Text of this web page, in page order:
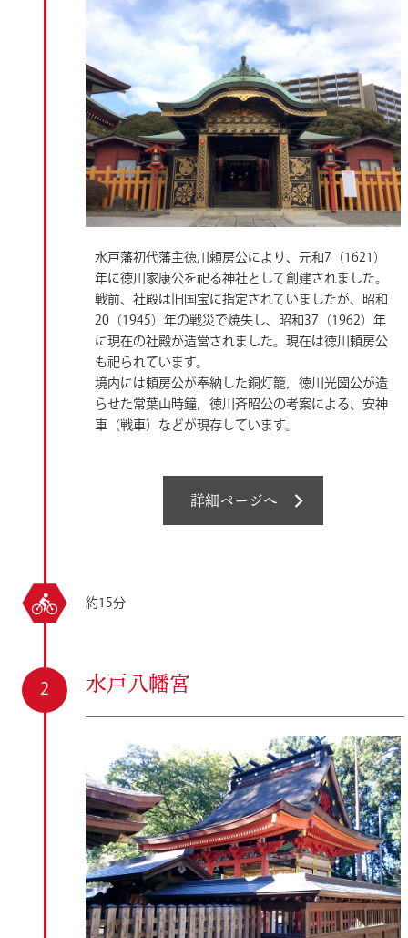
水戸藩初代藩主徳川頼房公により、元和7（1621）
年に徳川家康公を祀る神社として創建されました。
戦前、社殿は旧国宝に指定されていましたが、昭和
20（1945）年の戦災で焼失し、昭和37（1962）年
に現在の社殿が造営されました。現在は徳川頼房公
も祀られています。
境内には頼房公が奉納した銅灯籠，徳川光圀公が造
らせた常葉山時鐘，徳川斉昭公の考案による、安神
車（戦車）などが現存しています。
詳細ページへ
約15分
水戸八幡宮